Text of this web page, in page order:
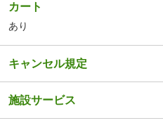
カート
あり
キャンセル規定
施設サービス